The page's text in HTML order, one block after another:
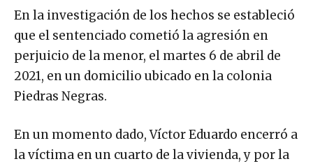
En la investigación de los hechos se estableció
que el sentenciado cometió la agresión en
perjuicio de la menor, el martes 6 de abril de
2021, en un domicilio ubicado en la colonia
Piedras Negras.
En un momento dado, Víctor Eduardo encerró a
la víctima en un cuarto de la vivienda, y por la